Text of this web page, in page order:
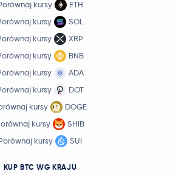
kursy
ETH
kursy
SOL
kursy
XRP
kursy
BNB
kursy
ADA
kursy
DOT
kursy
DOGE
kursy
SHIB
kursy
SUI
KUP BTC WG KRAJU